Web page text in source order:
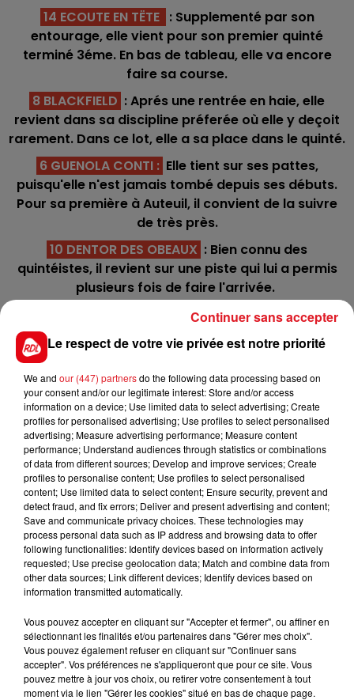
14 ECOUTE EN TËTE : Supplementé par son
entourage, elle vient pour son premier quinté
terminé 3éme. En bas de tableau, elle va encore
faire sa course.
8 BLACKFIELD : Aprés une rentrée en haie, elle
revient dans sa discipline préferée où elle y deçoit
rarement. Dans ce lot, elle a sa place dans le quinté.
6 GUENOLA CONTI : Elle tient sur ses pattes,
puisqu'elle n'est jamais tombé depuis ses débuts.
Pour sa première à Auteuil, il convient de la suivre
de très près.
10 DENTOR DES OBEAUX : Bien connu des
quintéistes, il revient sur une piste qui lui a permis
plusieurs fois de faire l'arrivée.
: Pas revu depuis fin juin, lors de 3 éme
place à Auteuil, il court généralement bien frais et
en mesure de completer la combinaison de cette
épreuve.
*****
FILS D'ACTUS
Le respect de votre vie privée est notre priorité
We and our (447) partnersdo the following data processing based on
your consent and/or our legitimate interest: Store and/or access
information on a device; Use limited data to select advertising; Create
profiles for personalised advertising; Use profiles to select personalised
advertising; Measure advertising performance; Measure content
performance; Understand audiences through statistics or combinations
of data from different sources; Develop and improve services; Create
profiles to personalise content; Use profiles to select personalised
content; Use limited data to select content; Ensure security, prevent and
detect fraud, and fix errors; Deliver and present advertising and content;
Save and communicate privacy choices. These technologies may
process personal data such as IP address and browsing data to offer
following functionalities: Identify devices based on information actively
requested; Use precise geolocation data; Match and combine data from
other data sources; Link different devices; Identify devices based on
information transmitted automatically.
Vous pouvez accepter en cliquant sur "Accepter et fermer", ou affiner en
sélectionnant les finalités et/ou partenaires dans "Gérer mes choix".
Vous pouvez également refuser en cliquant sur "Continuer sans
accepter". Vos préférences ne s'appliqueront que pour ce site. Vous
pouvez mettre à jour vos choix, ou retirer votre consentement à tout
moment via le lien "Gérer les cookies" situé en bas de chaque page.
Continuer sans accepter